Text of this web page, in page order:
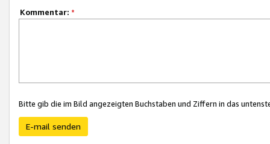
Kommentar: *
Bitte gib die im Bild angezeigten Buchstaben und Ziffern in das
E-mail senden